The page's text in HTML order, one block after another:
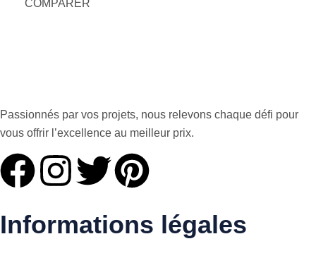
COMPARER
Passionnés par vos projets, nous relevons chaque défi pour
vous offrir l’excellence au meilleur prix.
Informations légales